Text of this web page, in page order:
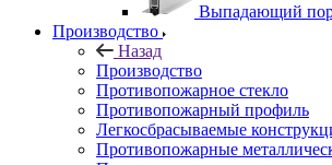
Выпадающий
Производство
Назад
Производство
Противопожарное стекло
Противопожарный профиль
Легкосбрасываемые
Противопожарные